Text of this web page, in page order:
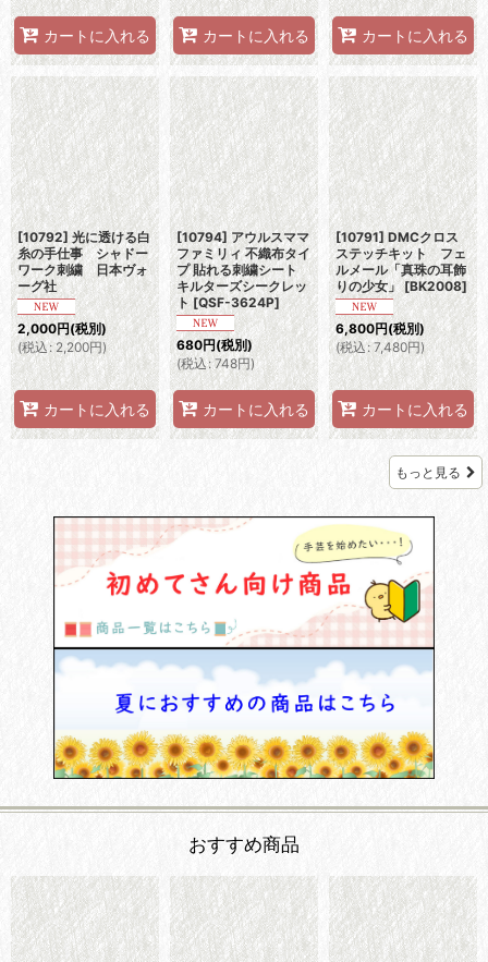
カートに入れる カートに入れる カートに入れる
[10792] 光に透ける白
糸の手仕事 シャドー
ワーク刺繍 日本ヴォ
ーグ社
2,000円(税別)
(税込: 2,200円)
カートに入れる
[10794] アウルスママ
ファミリィ 不織布タイ
プ 貼れる刺繍シート
キルターズシークレッ
ト [QSF-3624P]
680円(税別)
(税込: 748円)
カートに入れる
[10791] DMCクロス
ステッチキット フェ
ルメール「真珠の耳飾
りの少女」 [BK2008]
6,800円(税別)
(税込: 7,480円)
カートに入れる
もっと見る
おすすめ商品